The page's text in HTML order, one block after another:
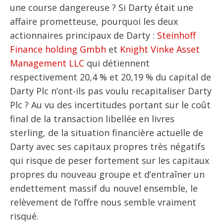
une course dangereuse ? Si Darty était une
affaire prometteuse, pourquoi les deux
actionnaires principaux de Darty : Steinhoff
Finance holding Gmbh et Knight Vinke Asset
Management LLC qui détiennent
respectivement 20,4 % et 20,19 % du capital de
Darty Plc n’ont-ils pas voulu recapitaliser Darty
Plc ? Au vu des incertitudes portant sur le coût
final de la transaction libellée en livres
sterling, de la situation financière actuelle de
Darty avec ses capitaux propres très négatifs
qui risque de peser fortement sur les capitaux
propres du nouveau groupe et d’entraîner un
endettement massif du nouvel ensemble, le
relèvement de l’offre nous semble vraiment
risqué.